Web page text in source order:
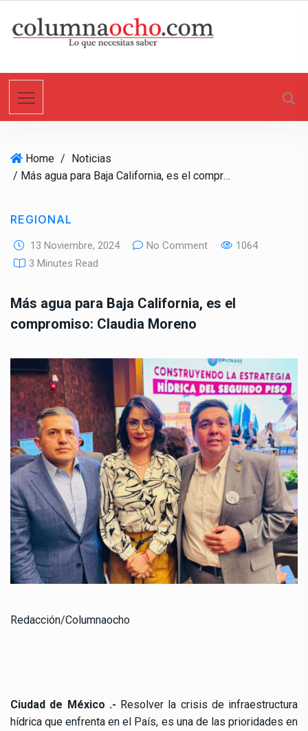
t
Home / Noticias
/ Más agua para Baja California, es el compromiso: Claudia Moreno
REGIONAL
13 Noviembre, 2024 No Comment
1064
3 Minutes Read
Más agua para Baja California, es el
compromiso: Claudia Moreno
Redacción/Columnaocho
Ciudad de México .- Resolver la crisis de infraestructura
hídrica que enfrenta en el País, es una de las prioridades en